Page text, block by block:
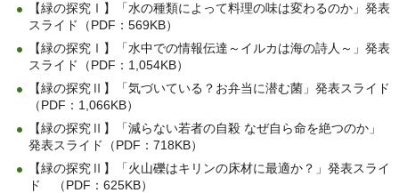
【緑の探究Ⅰ】「水の種類によって料理の味は変わるのか」発表
スライド（PDF：569KB）
【緑の探究Ⅰ】「水中での情報伝達～イルカは海の詩人～」発表
スライド（PDF：1,054KB）
【緑の探究Ⅱ】「気づいている？お弁当に潜む菌」発表スライド
（PDF：1,066KB）
【緑の探究Ⅱ】「減らない若者の自殺 なぜ自ら命を絶つのか」
発表スライド（PDF：718KB）
【緑の探究Ⅱ】「火山礫はキリンの床材に最適か？」発表スライ
ド （PDF：625KB）